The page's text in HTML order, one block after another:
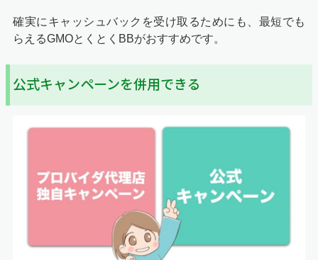
確実にキャッシュバックを受け取るためにも、最短でも
らえるGMOとくとくBBがおすすめです。
公式キャンペーンを併用できる